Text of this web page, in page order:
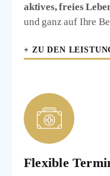
aktives, freies
und ganz auf Ihre
+ ZU DEN
Flexible